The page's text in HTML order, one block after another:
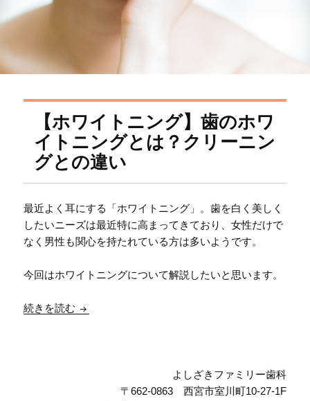
【ホワイトニング】歯のホワ
イトニングとは？クリーニン
グとの違い
最近よく耳にする「ホワイトニング」。歯を白く美しく
したいニーズは最近特に高まってきており、女性だけで
なく男性も関心を持たれている方は多いようです。
今回はホワイトニングについて解説したいと思います。
続きを読む 【ホワイトニング】歯のホワイトニングとは？
よしざきファミリー歯科
〒662-0863 西宮市室川町10-27-1F